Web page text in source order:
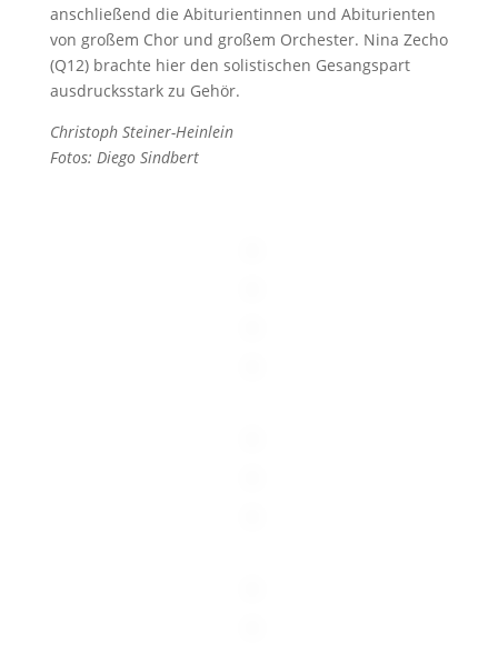
anschließend die Abiturientinnen und Abiturienten
von großem Chor und großem Orchester. Nina Zecho
(Q12) brachte hier den solistischen Gesangspart
ausdrucksstark zu Gehör.
Christoph Steiner-Heinlein
Fotos: Diego Sindbert